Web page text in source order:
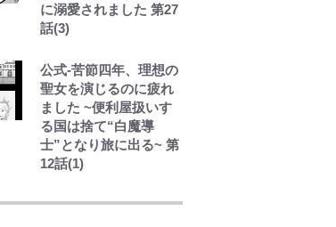
に溺愛されました 第27
話(3)
公式-苦節四年、理想の
聖女を演じるのに疲れ
ました ~便利屋扱いす
る国は捨て“白魔導
士”となり旅に出る~ 第
12話(1)
ケメン近影に「顔パン